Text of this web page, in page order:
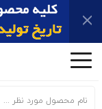
اشتراک
استفاده